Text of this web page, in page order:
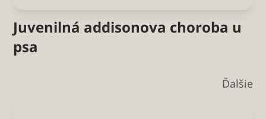
Juvenilná addisonova choroba u
psa
Ďalšie